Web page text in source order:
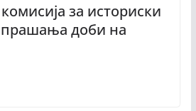
за историски
доби на